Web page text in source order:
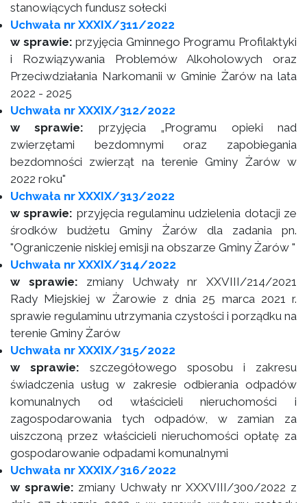
stanowiących fundusz sołecki
Uchwała nr XXXIX/311/2022
w sprawie: przyjęcia Gminnego Programu Profilaktyki
i Rozwiązywania Problemów Alkoholowych oraz
Przeciwdziałania Narkomanii w Gminie Żarów na lata
2022 - 2025
Uchwała nr XXXIX/312/2022
w sprawie: przyjęcia „Programu opieki nad
zwierzętami bezdomnymi oraz zapobiegania
bezdomności zwierząt na terenie Gminy Żarów w
2022 roku"
Uchwała nr XXXIX/313/2022
w sprawie: przyjęcia regulaminu udzielenia dotacji ze
środków budżetu Gminy Żarów dla zadania pn.
"Ograniczenie niskiej emisji na obszarze Gminy Żarów "
Uchwała nr XXXIX/314/2022
w sprawie: zmiany Uchwały nr XXVIII/214/2021
Rady Miejskiej w Żarowie z dnia 25 marca 2021 r.
sprawie regulaminu utrzymania czystości i porządku na
terenie Gminy Żarów
Uchwała nr XXXIX/315/2022
w sprawie: szczegółowego sposobu i zakresu
świadczenia usług w zakresie odbierania odpadów
komunalnych od właścicieli nieruchomości i
zagospodarowania tych odpadów, w zamian za
uiszczoną przez właścicieli nieruchomości opłatę za
gospodarowanie odpadami komunalnymi
Uchwała nr XXXIX/316/2022
w sprawie: zmiany Uchwały nr XXXVIII/300/2022 z